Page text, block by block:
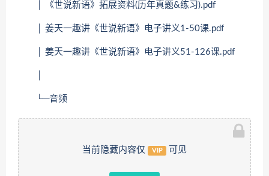
│ 《世说新语》拓展资料(历年真题&练习).pdf
│ 姜天一趣讲《世说新语》电子讲义1-50课.pdf
│ 姜天一趣讲《世说新语》电子讲义51-126课.pdf
└─音频
当前隐藏内容仅 VIP 可见